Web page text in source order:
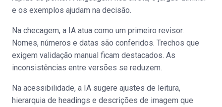
e os exemplos ajudam na decisão.
Na checagem, a IA atua como um primeiro revisor.
Nomes, números e datas são conferidos. Trechos que
exigem validação manual ficam destacados. As
inconsistências entre versões se reduzem.
Na acessibilidade, a IA sugere ajustes de leitura,
hierarquia de headings e descrições de imagem que